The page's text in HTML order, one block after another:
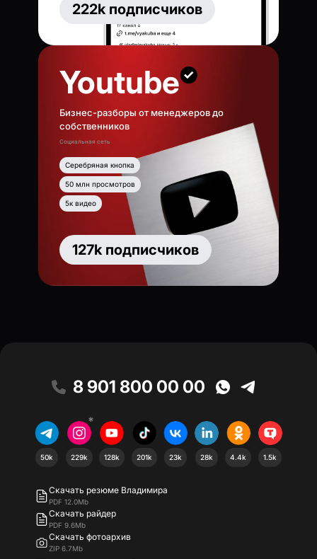
222k подписчиков
Youtube
Бизнес-разборы от менеджеров до
собственников
Социальная сеть
Серебряная кнопка
50 млн просмотров
5к видео
127k подписчиков
8 901 800 00 00
50k
*
229k 128k 201k 23k 28k 4.4k 1.5k
Скачать резюме Владимира
PDF 12.0Mb
Скачать райдер
PDF 9.6Mb
Скачать фотоархив
ZIP 6.7Mb